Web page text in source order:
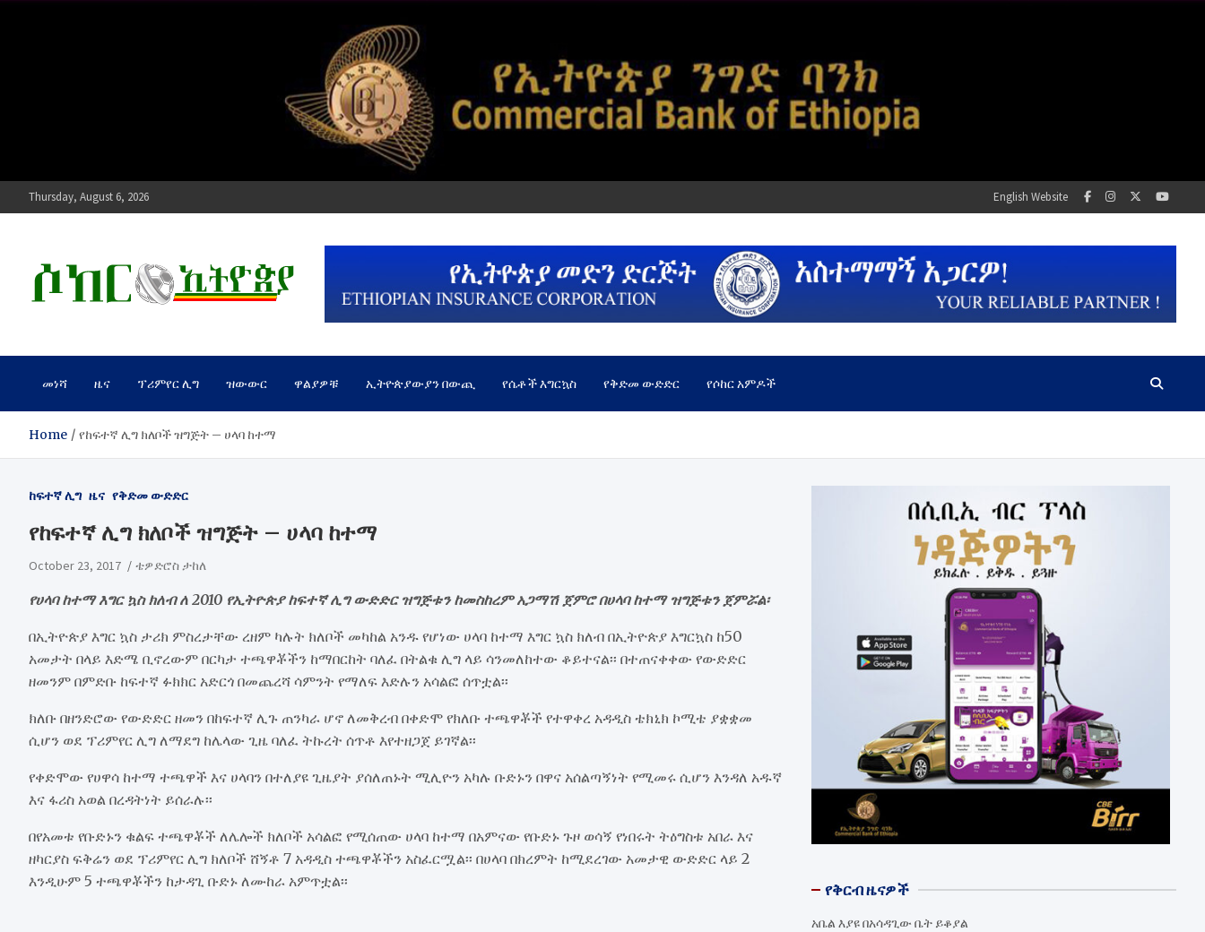
Thursday, August 6, 2026 English Website
ሶከር ኢትዮጵያ
መነሻ ዜና ፕሪምየር ሊግ ዝውውር ዋልያዎቹ ኢትዮጵያውያን በውጪ የሴቶች እግርኳስ የቅድመ ውድድር የሶከር አምዶች
Home የከፍተኛ ሊግ ክለቦች ዝግጅት – ሀላባ ከተማ
ከፍተኛ ሊግ ዜና የቅድመ ውድድር
የከፍተኛ ሊግ ክለቦች ዝግጅት – ሀላባ ከተማ
October 23, 2017 ቴዎድሮስ ታከለ
የሀላባ ከተማ እግር ኳስ ክለብ ለ 2010 የኢትዮጵያ ከፍተኛ ሊግ ውድድር ዝግጅቱን ከመስከረም አጋማሽ ጀምሮ በሀላባ ከተማ ዝግጅቱን ጀምሯል፡
በኢትዮጵያ እግር ኳስ ታሪክ ምስረታቸው ረዘም ካሉት ክለቦች መካከል አንዱ የሆነው ሀላባ ከተማ እግር ኳስ ክለብ በኢትዮጵያ እግርኳስ ከ50
አመታት በላይ እድሜ ቢኖረውም በርካታ ተጫዋቾችን ከማበርከት ባለፈ በትልቁ ሊግ ላይ ሳንመለከተው ቆይተናል፡፡ በተጠናቀቀው የውድድር
ዘመንም በምድቡ ከፍተኛ ፉክክር አድርጎ በመጨረሻ ሳምንት የማለፍ እድሉን አሳልፎ ሰጥቷል፡፡
ክለቡ በዘንድሮው የውድድር ዘመን በከፍተኛ ሊጉ ጠንካራ ሆኖ ለመቅረብ በቀድሞ የክለቡ ተጫዋቾች የተዋቀረ አዳዲስ ቴክኒክ ኮሚቴ ያቋቋመ
ሲሆን ወደ ፕሪምየር ሊግ ለማደግ ከሌላው ጊዜ ባለፈ ትኩረት ሰጥቶ እየተዘጋጀ ይገኛል፡፡
የቀድሞው የሀዋሳ ከተማ ተጫዋች እና ሀላባን በተለያዩ ጊዜያት ያሰለጠኑት ሚሊዮን አካሉ ቡድኑን በዋና አሰልጣኝነት የሚመሩ ሲሆን እንዳለ አዱኛ
እና ፋሪስ አወል በረዳትነት ይሰራሉ፡፡
በየአመቱ የቡድኑን ቁልፍ ተጫዋቾች ለሌሎች ክለቦች አሳልፎ የሚሰጠው ሀላባ ከተማ በአምናው የቡድኑ ጉዞ ወሳኝ የነበሩት ትዕግስቱ አበራ እና
ዘካርያስ ፍቅሬን ወደ ፕሪምየር ሊግ ክለቦች ሸኝቶ 7 አዳዲስ ተጫዋቾችን አስፈርሟል፡፡ በሀላባ በክረምት ከሚደረገው አመታዊ ውድድር ላይ 2
እንዲሁም 5 ተጫዋቾችን ከታዳጊ ቡድኑ ለሙከራ አምጥቷል፡፡
የቅርብ ዜናዎች
አቤል እያዩ በአሳዳጊው ቤት ይቆያል